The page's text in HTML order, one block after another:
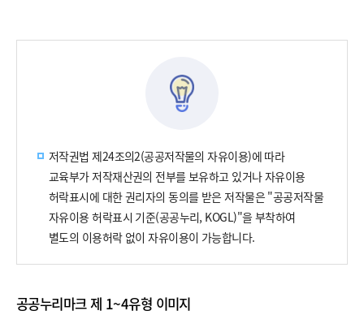
저작권법 제24조의2(공공저작물의 자유이용)에 따라
교육부가 저작재산권의 전부를 보유하고 있거나 자유이용
허락표시에 대한 권리자의 동의를 받은 저작물은 "공공저작물
자유이용 허락표시 기준(공공누리, KOGL)"을 부착하여
별도의 이용허락 없이 자유이용이 가능합니다.
공공누리마크 제 1~4유형 이미지